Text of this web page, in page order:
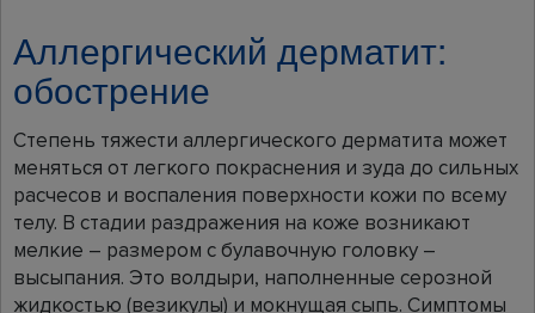
Аллергический дерматит:
обострение
Степень тяжести аллергического дерматита может
меняться от легкого покраснения и зуда до сильных
расчесов и воспаления поверхности кожи по всему
телу. В стадии раздражения на коже возникают
мелкие – размером с булавочную головку –
высыпания. Это волдыри, наполненные серозной
жидкостью (везикулы) и мокнущая сыпь. Симптомы